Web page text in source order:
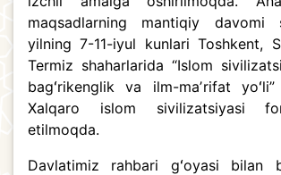
maqsadlarning mantiqiy davomi
yilning 7-11-iyul kunlari Toshkent,
Termiz shaharlarida “Islom
bagʻrikenglik va ilm-maʼrifat
Xalqaro islom sivilizatsiyasi
etilmoqda.
Davlatimiz rahbari gʻoyasi bilan